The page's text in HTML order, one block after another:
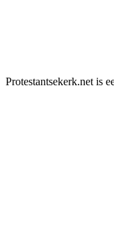
Protestantsekerk.net is